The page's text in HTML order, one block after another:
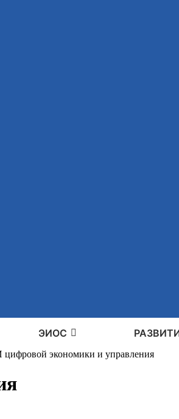
ЭИОС
экономики и управления